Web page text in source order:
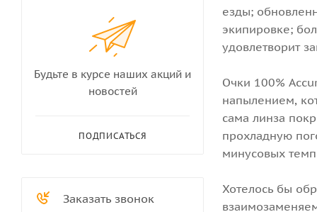
езды;
экипировке;
удовлетворит
Очки 100%
напылением,
сама линза
прохладную
минусовых
Хотелось бы
Будьте в курсе наших акций и
новостей
ПОДПИСАТЬСЯ
Заказать звонок